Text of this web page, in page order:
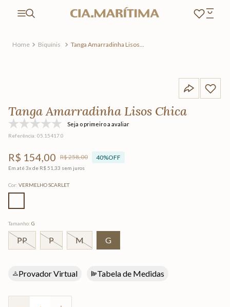
Biquínis
Tanga Amarradinha Lisos
Tanga Amarradinha Lisos Chica
Seja o primeiro a avaliar
Referência: 05.15417.0
R$ 154,00 R$258,00 40%OFF
Em até3x de R$ 51 33 sem juros
Cor: VERMELHO SCARLET
Tamanho: G
PP P M G
Provador Virtual Tabela de Medidas